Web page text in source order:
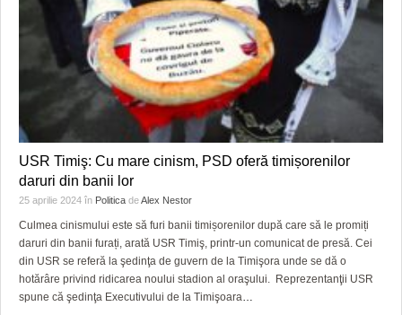
USR Timiş: Cu mare cinism, PSD oferă timișorenilor
daruri din banii lor
25 aprilie 2024 în Politica deAlex Nestor
Culmea cinismului este să furi banii timișorenilor după care să le promiți
daruri din banii furați, arată USR Timiş, printr-un comunicat de presă. Cei
din USR se referă la şedinţa de guvern de la Timişora unde se dă o
hotărâre privind ridicarea noului stadion al oraşului. Reprezentanţii USR
spune că şedinţa Executivului de la Timişoara